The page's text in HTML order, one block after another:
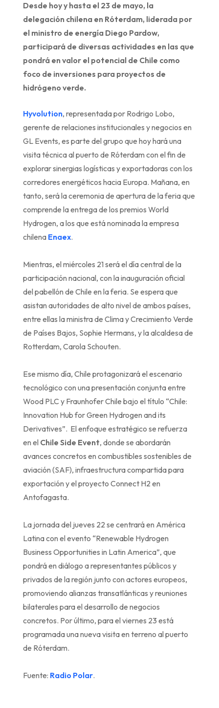
Desde hoy y hasta el 23 de mayo, la
delegación chilena en Róterdam, liderada por
el ministro de energía Diego Pardow,
participará de diversas actividades en las que
pondrá en valor el potencial de Chile como
foco de inversiones para proyectos de
hidrógeno verde.
Hyvolution, representada por Rodrigo Lobo,
gerente de relaciones institucionales y negocios en
GL Events, es parte del grupo que hoy hará una
visita técnica al puerto de Róterdam con el fin de
explorar sinergias logísticas y exportadoras con los
corredores energéticos hacia Europa. Mañana, en
tanto, será la ceremonia de apertura de la feria que
comprende la entrega de los premios World
Hydrogen, a los que está nominada la empresa
chilena Enaex.
Mientras, el miércoles 21 será el día central de la
participación nacional, con la inauguración oficial
del pabellón de Chile en la feria. Se espera que
asistan autoridades de alto nivel de ambos países,
entre ellas la ministra de Clima y Crecimiento Verde
de Países Bajos, Sophie Hermans, y la alcaldesa de
Rotterdam, Carola Schouten.
Ese mismo día, Chile protagonizará el escenario
tecnológico con una presentación conjunta entre
Wood PLC y Fraunhofer Chile bajo el título “Chile:
Innovation Hub for Green Hydrogen and its
Derivatives”. El enfoque estratégico se refuerza
en el Chile Side Event, donde se abordarán
avances concretos en combustibles sostenibles de
aviación (SAF), infraestructura compartida para
exportación y el proyecto Connect H2 en
Antofagasta.
La jornada del jueves 22 se centrará en América
Latina con el evento “Renewable Hydrogen
Business Opportunities in Latin America”, que
pondrá en diálogo a representantes públicos y
privados de la región junto con actores europeos,
promoviendo alianzas transatlánticas y reuniones
bilaterales para el desarrollo de negocios
concretos. Por último, para el viernes 23 está
programada una nueva visita en terreno al puerto
de Róterdam.
Fuente: Radio Polar.